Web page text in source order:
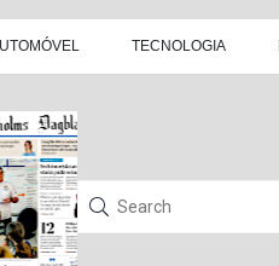
TECNOLOGIA